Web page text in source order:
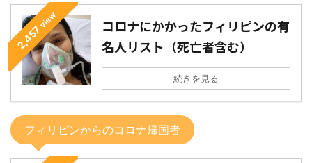
2,457
view
コロナにかかったフィリピンの有
名人リスト（死亡者含む）
続きを見る
フィリピンからのコロナ帰国者